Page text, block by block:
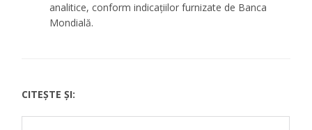
analitice, conform indicațiilor furnizate de Banca
Mondială.
CITEȘTE ȘI: